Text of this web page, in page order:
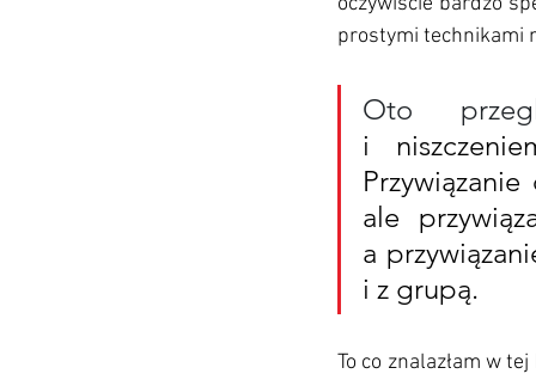
prostymi technikami
Oto
i
ale
a
i z grupą.
To co znalazłam w